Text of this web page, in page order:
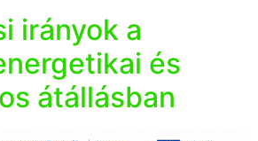
irányok a
és
átállásban